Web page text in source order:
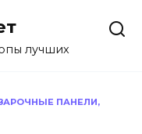
лучших
ПАНЕЛИ,